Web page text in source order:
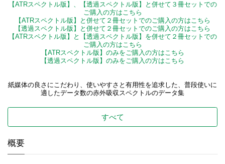
【ATRスペクトル版】、【透過スペクトル版】と併せて３冊セットでの
ご購入の方はこちら
【ATRスペクトル版】と併せて２冊セットでのご購入の方はこちら
【透過スペクトル版】と併せて２冊セットでのご購入の方はこちら
【ATRスペクトル版】と【透過スペクトル版】を併せて２冊セットでの
ご購入の方はこちら
【ATRスペクトル版】のみをご購入の方はこちら
【透過スペクトル版】のみをご購入の方はこちら
紙媒体の良さにこだわり、使いやすさと有用性を追求した、普段使いに
適したデータ数の赤外吸収スペクトルのデータ集
すべて
概要